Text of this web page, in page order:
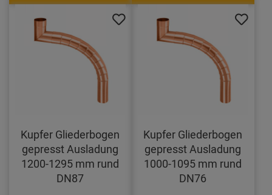
Kupfer Gliederbogen
gepresst Ausladung
1200-1295 mm rund
DN87
Kupfer Gliederbogen
gepresst Ausladung
1000-1095 mm rund
DN76